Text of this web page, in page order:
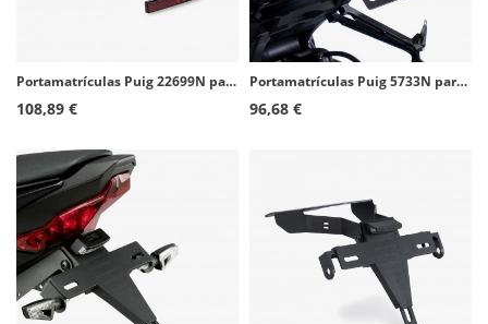
Portamatrículas Puig 22699N para Kove NK 125R (25-26)
108,89 €
Portamatrículas Puig 5733N para Suzuki GSX-R600 (11-16), GSX-R750 (11-16)
96,68 €